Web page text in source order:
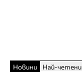
Новини Най-четени